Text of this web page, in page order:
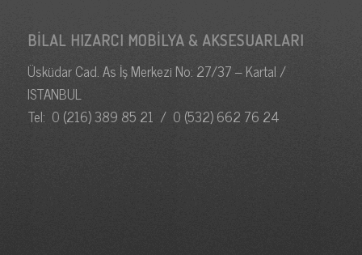
BILAL HIZARCI MOBILYA & AKSESUARLARI
Üsküdar Cad. As İş Merkezi No: 27/37 – Kartal /
ISTANBUL
Tel: 0 (216) 389 85 21 / 0 (532) 662 76 24